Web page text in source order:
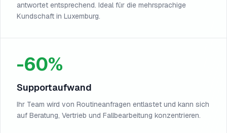
antwortet entsprechend. Ideal für die mehrsprachige
Kundschaft in Luxemburg.
-60%
Supportaufwand
Ihr Team wird von Routineanfragen entlastet und kann sich
auf Beratung, Vertrieb und Fallbearbeitung konzentrieren.